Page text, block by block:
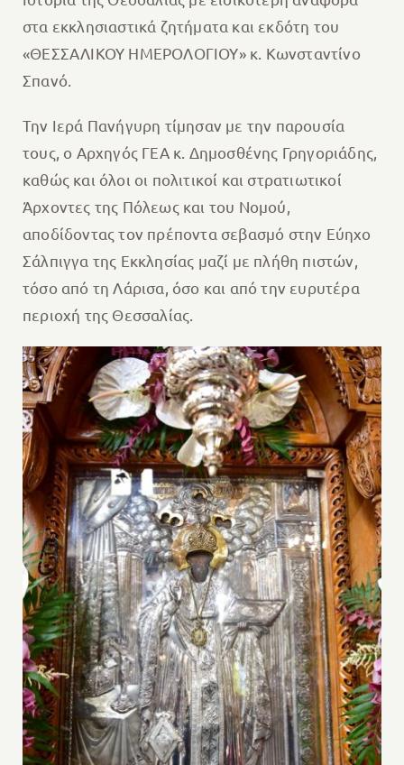
στα εκκλησιαστικά ζητήματα και εκδότη του
«ΘΕΣΣΑΛΙΚΟΥ ΗΜΕΡΟΛΟΓΙΟΥ» κ. Κωνσταντίνο
Σπανό.
Την Ιερά Πανήγυρη τίμησαν με την παρουσία
τους, ο Αρχηγός ΓΕΑ κ. Δημοσθένης Γρηγοριάδης,
καθώς και όλοι οι πολιτικοί και στρατιωτικοί
Άρχοντες της Πόλεως και του Νομού,
αποδίδοντας τον πρέποντα σεβασμό στην Εύηχο
Σάλπιγγα της Εκκλησίας μαζί με πλήθη πιστών,
τόσο από τη Λάρισα, όσο και από την ευρυτέρα
περιοχή της Θεσσαλίας.